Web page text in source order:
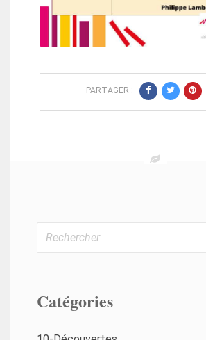
PARTAGER :
Rechercher
Catégories